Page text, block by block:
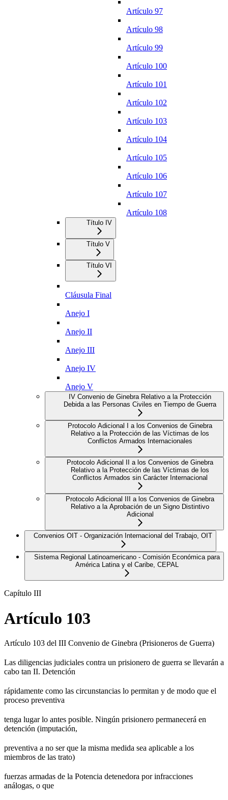
Artículo 97
Artículo 98
Artículo 99
Artículo 100
Artículo 101
Artículo 102
Artículo 103
Artículo 104
Artículo 105
Artículo 106
Artículo 107
Artículo 108
Título IV
Título V
Título VI
Cláusula Final
Anejo I
Anejo II
Anejo III
Anejo IV
Anejo V
IV Convenio de Ginebra Relativo a la Protección
Debida a las Personas Civiles en Tiempo de Guerra
Protocolo Adicional I a los Convenios de Ginebra
Relativo a la Protección de las Víctimas de los
Conflictos Armados Internacionales
Protocolo Adicional II a los Convenios de Ginebra
Relativo a la Protección de las Víctimas de los
Conflictos Armados sin Carácter Internacional
Protocolo Adicional III a los Convenios de Ginebra
Relativo a la Aprobación de un Signo Distintivo
Adicional
Convenios OIT - Organización Internacional del Trabajo, OIT
Sistema Regional Latinoamericano - Comisión Económica para
América Latina y el Caribe, CEPAL
Capítulo III
Artículo 103
Artículo 103 del III Convenio de Ginebra (Prisioneros de Guerra)
Las diligencias judiciales contra un prisionero de guerra se llevarán a
cabo tan II. Detención
rápidamente como las circunstancias lo permitan y de modo que el
proceso preventiva
tenga lugar lo antes posible. Ningún prisionero permanecerá en
detención (imputación,
preventiva a no ser que la misma medida sea aplicable a los
miembros de las trato)
fuerzas armadas de la Potencia detenedora por infracciones
análogas, o que